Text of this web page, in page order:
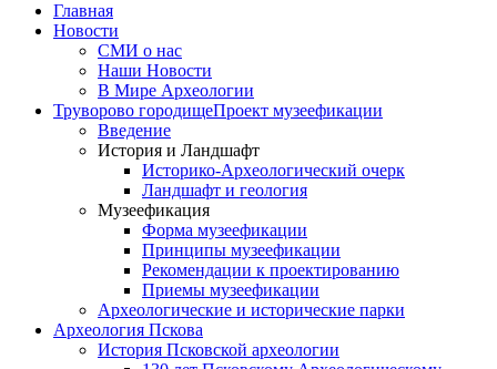
Главная
Новости
СМИ о нас
Наши Новости
В Мире Археологии
Труворово городищеПроект музеефикации
Введение
История и Ландшафт
Историко-Археологический очерк
Ландшафт и геология
Музеефикация
Форма музеефикации
Принципы музеефикации
Рекомендации к проектированию
Приемы музеефикации
Археологические и исторические парки
Археология Пскова
История Псковской археологии